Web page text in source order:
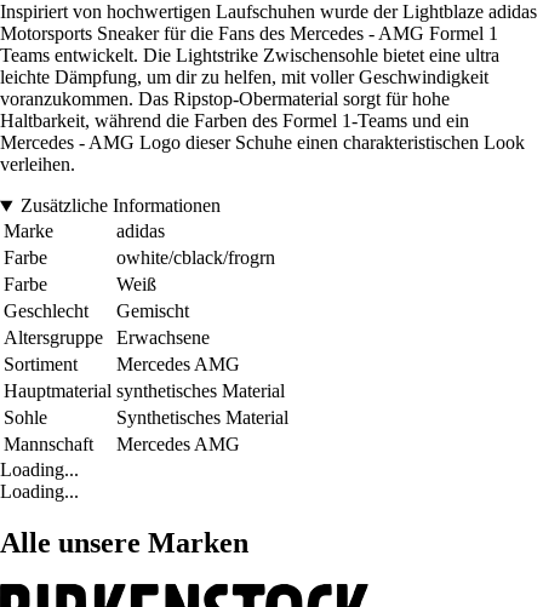
Inspiriert von hochwertigen Laufschuhen wurde der Lightblaze adidas
Motorsports Sneaker für die Fans des Mercedes - AMG Formel 1
Teams entwickelt. Die Lightstrike Zwischensohle bietet eine ultra
leichte Dämpfung, um dir zu helfen, mit voller Geschwindigkeit
voranzukommen. Das Ripstop-Obermaterial sorgt für hohe
Haltbarkeit, während die Farben des Formel 1-Teams und ein
Mercedes - AMG Logo dieser Schuhe einen charakteristischen Look
verleihen.
Zusätzliche Informationen
Marke
adidas
Farbe
owhite/cblack/frogrn
Farbe
Weiß
Geschlecht
Gemischt
Altersgruppe
Erwachsene
Sortiment
Mercedes AMG
Hauptmaterial synthetisches Material
Sohle
Synthetisches Material
Mannschaft
Mercedes AMG
Loading...
Loading...
Alle unsere Marken